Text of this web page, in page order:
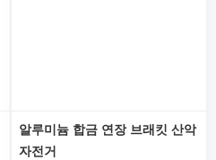
알루미늄 합금 연장 브래킷 산악
자전거